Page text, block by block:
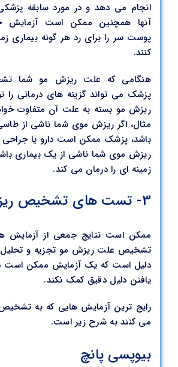
انجام می دهد و در مورد سابقه
آنها همچنین ممکن است آزمایش
پوست سر را برای رد هر گونه بیماری
کنند.
هنگامی که علت ریزش مو شما
پزشک می تواند گزینه های درمانی را
ریزش مو بسته به علت آن متفاوت
مثال، اگر ریزش موی شما ناشی از طاسی
باشد، پزشک ممکن است دارو یا جراحی
ریزش موی شما ناشی از یک بیماری
زمینه ای را درمان می کند.
3- تست های تشخیص ریزش مو
ممکن است نتایج جمعی از آزمایش
تشخیص علت ریزش مو تجزیه و تحلیل
دلیل است که یک آزمایش ممکن است
یافتن دلیل دقیق کمک نکند.
رایج ترین آزمایش هایی که به
می کنند به شرح زیر است.
بیوپسی پانچ